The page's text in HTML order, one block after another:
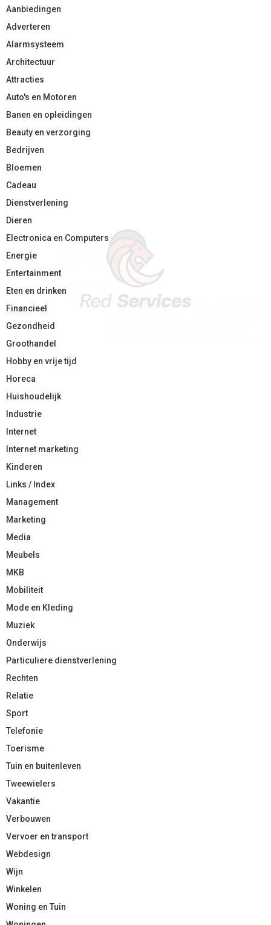
Aanbiedingen
Adverteren
Alarmsysteem
Architectuur
Attracties
Auto's en Motoren
Banen en opleidingen
Beauty en verzorging
Bedrijven
Bloemen
Cadeau
Dienstverlening
Dieren
Electronica en Computers
Energie
Entertainment
Eten en drinken
Financieel
Gezondheid
Groothandel
Hobby en vrije tijd
Horeca
Huishoudelijk
Industrie
Internet
Internet marketing
Kinderen
Links / Index
Management
Marketing
Media
Meubels
MKB
Mobiliteit
Mode en Kleding
Muziek
Onderwijs
Particuliere dienstverlening
Rechten
Relatie
Sport
Telefonie
Toerisme
Tuin en buitenleven
Tweewielers
Vakantie
Verbouwen
Vervoer en transport
Webdesign
Wijn
Winkelen
Woning en Tuin